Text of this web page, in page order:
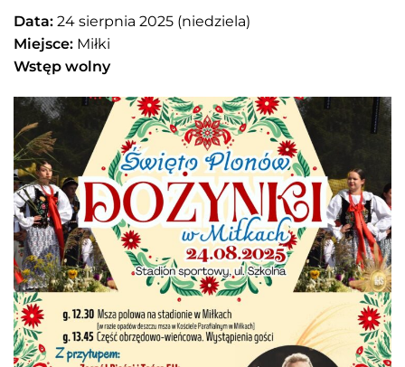
Data: 24 sierpnia 2025 (niedziela)
Miejsce: Miłki
Wstęp wolny